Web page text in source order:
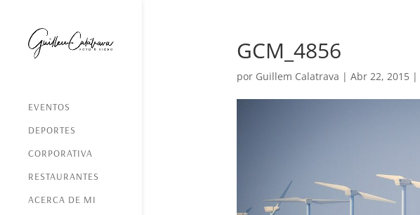
EVENTOS
DEPORTES
CORPORATIVA
RESTAURANTES
ACERCA DE MI
GCM_4856
por Guillem Calatrava | Abr 22, 2015|